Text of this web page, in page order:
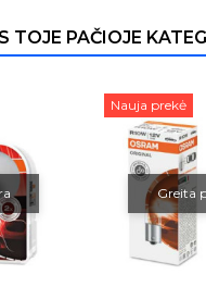
TOJE PAČIOJE
Nauja prekė
Greita